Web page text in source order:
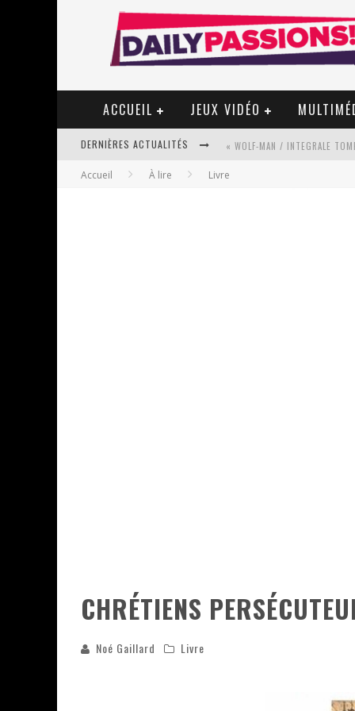
ACCUEIL JEUX VIDÉO
DERNIÈRES ACTUALITÉS « WOLF-MAN / INTEGRALE
Accueil À lire Livre
CHRÉTIENS
Noé Gaillard Livre